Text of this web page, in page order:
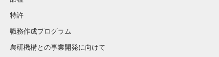
特許
職務作成プログラム
農研機構との事業開発に向けて